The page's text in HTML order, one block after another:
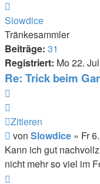
oben
Slowdice
Tränkesammler
Beiträge: 31
Registriert: Mo 22.
Re: Trick beim
Zitieren
Beitrag
von Slowdice » Fr
Kann ich gut
nicht mehr so viel im